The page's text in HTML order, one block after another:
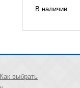
В наличии
Как выбрать